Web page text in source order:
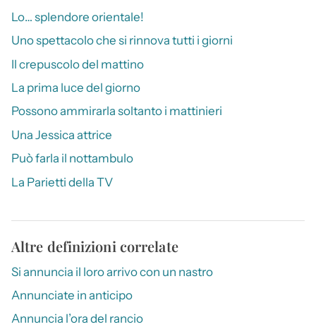
Lo… splendore orientale!
Uno spettacolo che si rinnova tutti i giorni
Il crepuscolo del mattino
La prima luce del giorno
Possono ammirarla soltanto i mattinieri
Una Jessica attrice
Può farla il nottambulo
La Parietti della TV
Altre definizioni correlate
Si annuncia il loro arrivo con un nastro
Annunciate in anticipo
Annuncia l’ora del rancio